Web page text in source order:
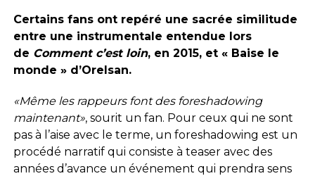
Certains fans ont repéré une sacrée similitude
entre une instrumentale entendue lors
de Comment c’est loin, en 2015, et « Baise le
monde » d’Orelsan.
«Même les rappeurs font des foreshadowing
maintenant», sourit un fan. Pour ceux qui ne sont
pas à l’aise avec le terme, un foreshadowing est un
procédé narratif qui consiste à teaser avec des
années d’avance un événement qui prendra sens